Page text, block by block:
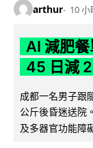
arthur 10 小
AI 減肥
45 日減
成都一名男子跟
公斤後昏迷送院
及多器官功能障